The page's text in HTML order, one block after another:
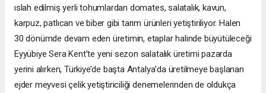
ıslah edilmiş yerli tohumlardan domates, salatalık, kavun,
karpuz, patlıcan ve biber gibi tarım ürünleri yetiştiriliyor. Halen
30 dönümde devam eden üretimin, etaplar halinde büyütüleceği
Eyyübiye Sera Kent’te yeni sezon salatalık üretimi pazarda
yerini alırken, Türkiye’de başta Antalya’da üretilmeye başlanan
ejder meyvesi çelik yetiştiriciliği denemelerinden de oldukça